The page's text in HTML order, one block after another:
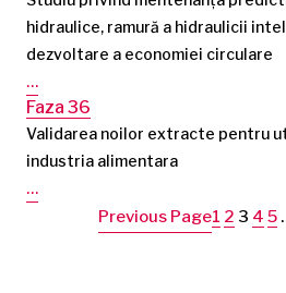
hidraulice, ramură a hidraulicii
dezvoltare a economiei circulare
…
Faza 36
Validarea noilor extracte pentru
industria alimentara
…
Previous Page1 2 3 4 5